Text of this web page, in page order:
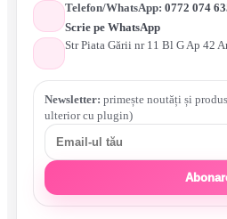
Telefon/WhatsApp: 0772 074
Scrie pe WhatsApp
Str Piata Gării nr 11 Bl G Ap 42
Newsletter: primește noutăți și
ulterior cu plugin)